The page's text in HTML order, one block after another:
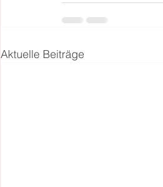
Aktuelle Beiträge